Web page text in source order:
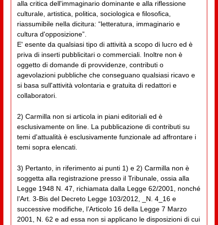
alla critica dell'immaginario dominante e alla riflessione
culturale, artistica, politica, sociologica e filosofica,
riassumibile nella dicitura: “letteratura, immaginario e
cultura d'opposizione”.
E' esente da qualsiasi tipo di attività a scopo di lucro ed è
priva di inserti pubblicitari o commerciali. Inoltre non è
oggetto di domande di provvidenze, contributi o
agevolazioni pubbliche che conseguano qualsiasi ricavo e
si basa sull'attività volontaria e gratuita di redattori e
collaboratori.
2) Carmilla non si articola in piani editoriali ed è
esclusivamente on line. La pubblicazione di contributi su
temi d'attualità è esclusivamente funzionale ad affrontare i
temi sopra elencati.
3) Pertanto, in riferimento ai punti 1) e 2) Carmilla non è
soggetta alla registrazione presso il Tribunale, ossia alla
Legge 1948 N. 47, richiamata dalla Legge 62/2001, nonché
l’Art. 3-Bis del Decreto Legge 103/2012, _N. 4_16 e
successive modifiche, l’Articolo 16 della Legge 7 Marzo
2001, N. 62 e ad essa non si applicano le disposizioni di cui